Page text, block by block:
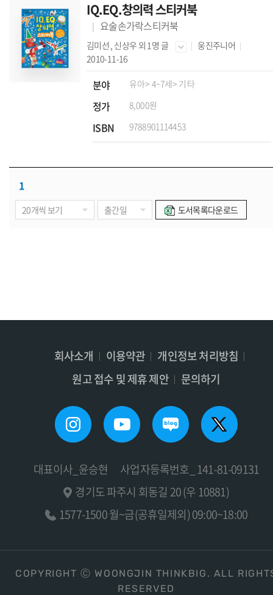
IQ.EQ.창의력 스티커북
요술손가락스티커북
김미선 , 신상우 외 1명 글
웅진주니어
2010-11-16
분야 유아> 4~7세> 기타
정가 8,000원
ISBN 9788901114453
1
도서목록다운로드
회사소개 이용약관
개인정보 처리방침
원고 접수 및 제휴 제안
문의하기
대표이사_윤승현
사업자등록번호_ 141-81-09131
경기도 파주시 회동길 20 (우 10881)
1577-1500 월~금(공휴일제외) 09:00~18:00
COPYRIGHT Ⓒ WOONGJIN THINKBIG. ALL
RESERVED